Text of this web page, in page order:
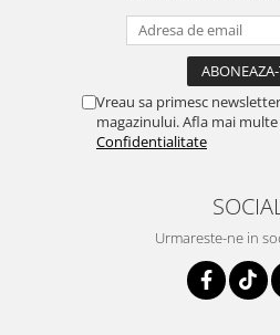
Vreau sa primesc
magazinului. Afla mai multe
Confidentialitate
Urmareste-ne in